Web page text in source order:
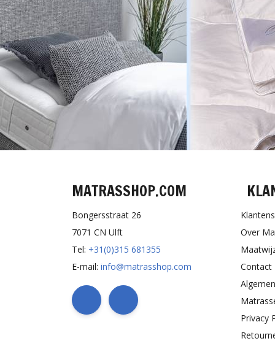
MATRASSHOP.COM
Bongersstraat 26
7071 CN Ulft
Tel: +31(0)315 681355
E-mail: info@matrasshop.com
Over
Contact
Privacy